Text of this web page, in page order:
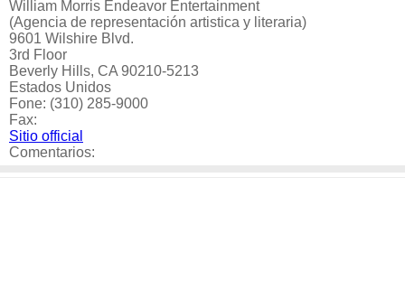
William Morris Endeavor Entertainment
(Agencia de representación artistica y literaria)
9601 Wilshire Blvd.
3rd Floor
Beverly Hills, CA 90210-5213
Estados Unidos
Fone: (310) 285-9000
Fax:
Sitio official
Comentarios: